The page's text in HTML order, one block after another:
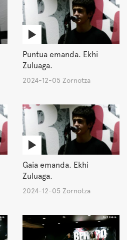
Puntua emanda. Ekhi
Zuluaga.
2024-12-05 Zornotza
Gaia emanda. Ekhi
Zuluaga.
2024-12-05 Zornotza